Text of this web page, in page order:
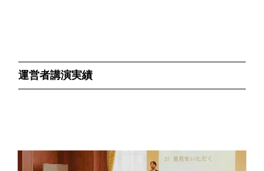
運営者講演実績